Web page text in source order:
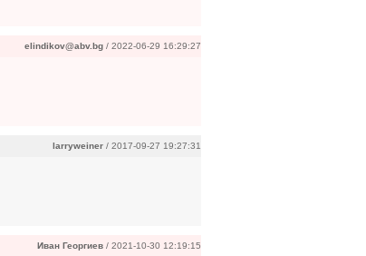
elindikov@abv.bg / 2022-06-29 16:29:27
larryweiner / 2017-09-27 19:27:31
Иван Георгиев / 2021-10-30 12:19:15